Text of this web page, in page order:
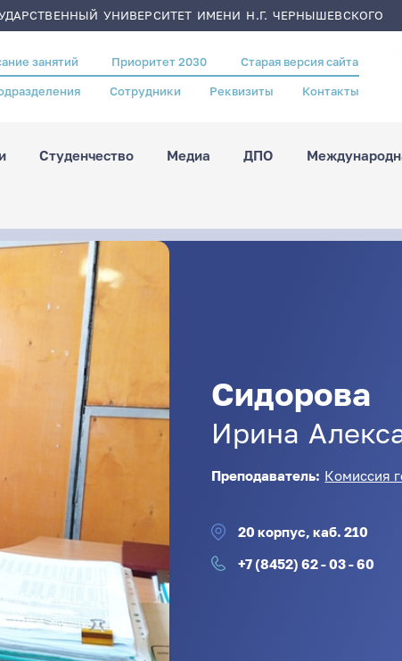
УНИВЕРСИТЕТ ИМЕНИ Н.Г. ЧЕРНЫШЕВСКОГО
занятий Приоритет 2030 Старая версия сайта
Сотрудники Реквизиты Контакты
Студенчество Медиа ДПО
Сидорова
Ирина
Преподаватель: Комиссия
20 корпус, каб. 210
+7 (8452) 62 - 03 - 60